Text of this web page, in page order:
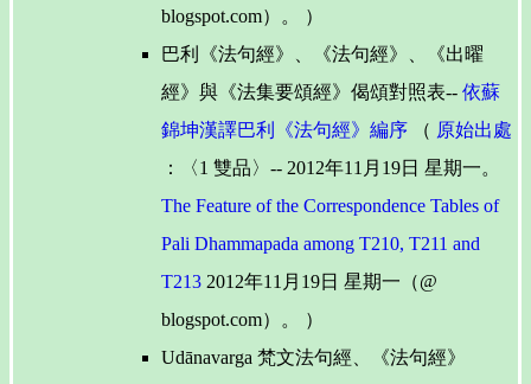
blogspot.com）。 ）
巴利《法句經》、《法句經》、《出曜
經》與《法集要頌經》偈頌對照表-- 依蘇
錦坤漢譯巴利《法句經》編序 （ 原始出處
：〈1 雙品〉-- 2012年11月19日 星期一。
The Feature of the Correspondence Tables of
Pali Dhammapada among T210, T211 and
T213 2012年11月19日 星期一（@
blogspot.com）。 ）
Udānavarga 梵文法句經、《法句經》